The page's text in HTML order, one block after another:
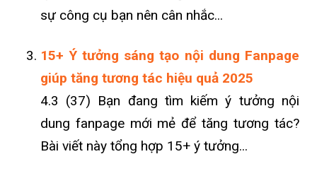
sự công cụ bạn nên cân nhắc...
15+ Ý tưởng sáng tạo nội dung Fanpage
giúp tăng tương tác hiệu quả 2025
4.3 (37) Bạn đang tìm kiếm ý tưởng nội
dung fanpage mới mẻ để tăng tương tác?
Bài viết này tổng hợp 15+ ý tưởng...